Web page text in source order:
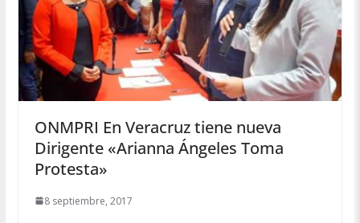
ONMPRI En Veracruz tiene nueva
Dirigente «Arianna Ángeles Toma
Protesta»
8 septiembre, 2017